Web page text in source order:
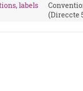
labels
(Direccte